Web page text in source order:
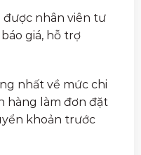
được nhân viên tư
giá, hỗ trợ
nhất về mức chi
hàng làm đơn đặt
khoản trước